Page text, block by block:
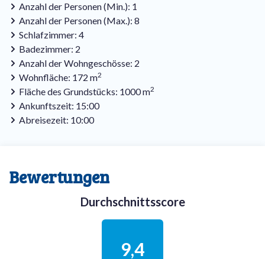
Anzahl der Personen (Min.): 1
Anzahl der Personen (Max.): 8
Schlafzimmer: 4
Badezimmer: 2
Anzahl der Wohngeschösse: 2
Wohnfläche: 172 m2
Fläche des Grundstücks: 1000 m2
Ankunftszeit: 15:00
Abreisezeit: 10:00
Bewertungen
Durchschnittsscore
9,4